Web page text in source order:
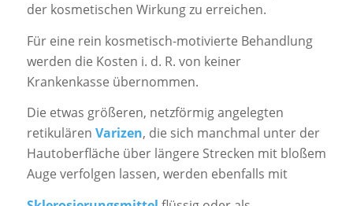
der kosmetischen Wirkung zu erreichen.
Für eine rein kosmetisch-motivierte Behandlung
werden die Kosten i. d. R. von keiner
Krankenkasse übernommen.
Die etwas größeren, netzförmig angelegten
retikulären Varizen, die sich manchmal unter der
Hautoberfläche über längere Strecken mit bloßem
Auge verfolgen lassen, werden ebenfalls mit